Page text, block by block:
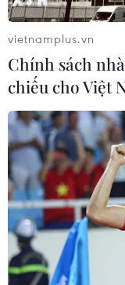
Vận chuyển
sở hữu trí
Ngành Hải
hiện đại hóa
NGHỊ QUYẾT
TÌNH HÌNH MỚI
Khai mạc Lễ
rỡ sắc màu
vietnamplus.vn
Chính sách
chiếu cho Việt